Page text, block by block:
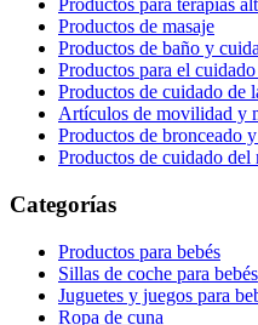
Productos para terapias
Productos de masaje
Productos de baño y
Productos para el
Productos de cuidado de
Artículos de movilidad y
Productos de bronceado
Productos de cuidado del
Categorías
Productos para bebés
Sillas de coche para bebés
Juguetes y juegos para
Ropa de cuna